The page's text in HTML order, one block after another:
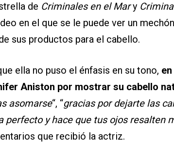
de Criminales en el Mary
en el que se le puede ver un
sus productos para el cabello.
ella no puso el énfasis en su tono,
Aniston por mostrar su cabello
asomarse“, “gracias por dejarte las
perfecto y hace que tus ojos resalten
que recibió la actriz.